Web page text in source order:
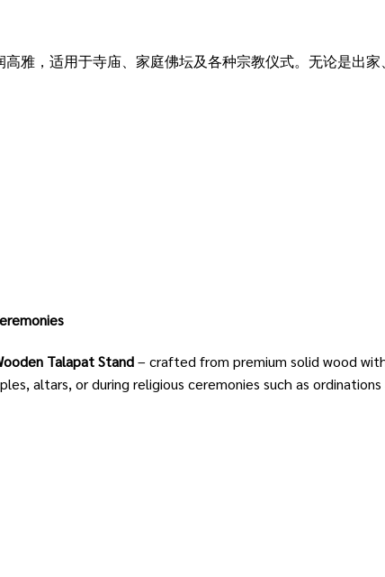
雅，适用于寺庙、家庭佛坛及各种宗教仪式。无论是出
Talapat Stand– crafted from premium solid wood
altars, or during religious ceremonies such as ordinations